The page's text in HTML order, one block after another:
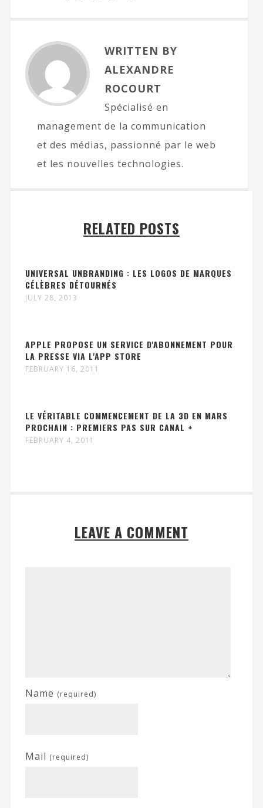
WRITTEN BY
ALEXANDRE
ROCOURT
Spécialisé en
management de la communication
et des médias, passionné par le web
et les nouvelles technologies.
RELATED POSTS
UNIVERSAL UNBRANDING : LES LOGOS DE MARQUES
CÉLÈBRES DÉTOURNÉS
JULY 28, 2013
APPLE PROPOSE UN SERVICE D'ABONNEMENT POUR
LA PRESSE VIA L'APP STORE
FEBRUARY 16, 2011
LE VÉRITABLE COMMENCEMENT DE LA 3D EN MARS
PROCHAIN : PREMIERS PAS SUR CANAL +
FEBRUARY 4, 2011
LEAVE A COMMENT
Name (required)
Mail (required)